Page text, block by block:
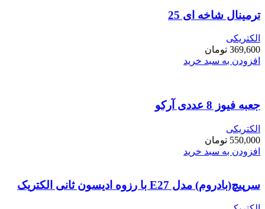
ترمینال شاخه ای 25
الکتریکی
369,600 تومان
افزودن به سبد خرید
جعبه فیوز 8 عددی آرکو
الکتریکی
550,000 تومان
افزودن به سبد خرید
سرپیچ(بادروم) مدل E27 با رزوه ادیسون ثانی الکتریک‌